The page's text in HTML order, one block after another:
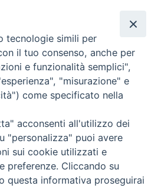
Tel e Fax: 0565 32036
tecnologie simili per
il tuo consenso, anche per
e funzionalità semplici",
"misurazione" e
come specificato nella
acconsenti all'utilizzo dei
"personalizza" puoi avere
sui cookie utilizzati e
preferenze. Cliccando su
questa informativa proseguirai